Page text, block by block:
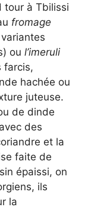
tour à Tbilissi
fromage
ou l’imeruli
farcis,
hachée ou
juteuse.
de dinde
des
et la
faite de
épaissi, on
ils
la